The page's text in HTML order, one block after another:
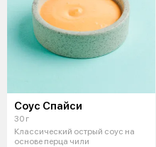
Соус Спайси
30 г
Классический острый соус на
основе перца чили